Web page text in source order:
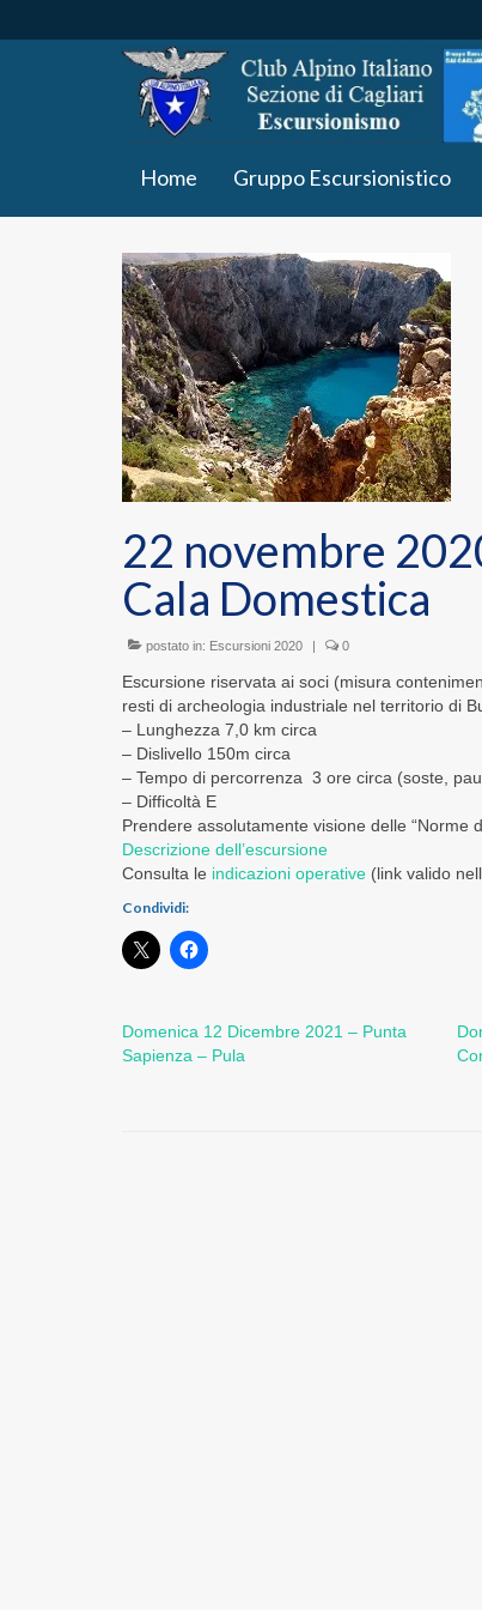
Home Gruppo Escursionistico
22 novembre
Cala Domestica
postato in: Escursioni 2020 | 0
Escursione riservata ai soci (misura
resti di archeologia industriale nel territorio di
– Lunghezza 7,0 km circa
– Dislivello 150m circa
– Tempo di percorrenza 3 ore circa (soste,
– Difficoltà E
Prendere assolutamente visione delle “Norme
Descrizione dell’escursione
Consulta le indicazioni operative (link valido
Condividi:
Domenica 12 Dicembre 2021 – Punta
Sapienza – Pula